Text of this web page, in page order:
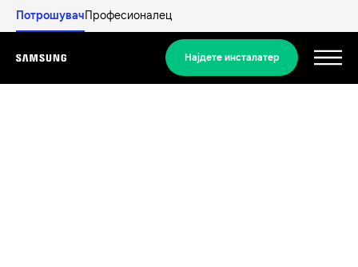
ПотрошувачПрофесионалец
Menu
Најдете инсталатер